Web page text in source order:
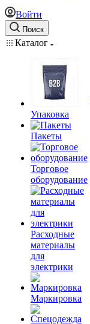
Войти
Поиск
Каталог
Упаковка
Пакеты
Торговое
оборудование
Расходные
материалы
для
электрики
Маркировка